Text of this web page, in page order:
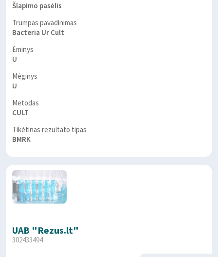
Šlapimo pasėlis
Trumpas pavadinimas
Bacteria Ur Cult
Ėminys
U
Mėginys
U
Metodas
CULT
Tikėtinas rezultato tipas
BMRK
UAB "Rezus.lt"
302433494